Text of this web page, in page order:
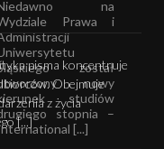
na
Prawa i
został
nowy
studiów
stopnia –
[...]
pisma koncentruje
Obejmuje
z życia
[...]